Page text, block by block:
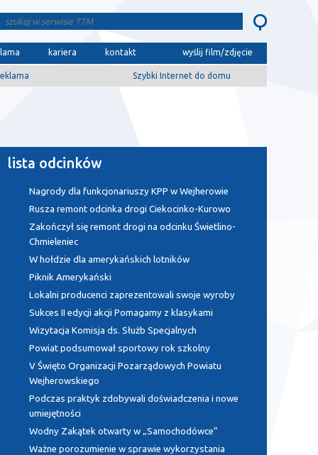
kariera kontakt wyślij film/zdjęcie
Szybki Internet do domu
lista odcinków
Nagrody dla funkcjonariuszy KPP w Wejherowie
Rusza remont odcinka drogi Ciekocinko-Kurowo
Zakończył się remont drogi na odcinku Świetlino-
Chmieleniec
W hołdzie dla amerykańskich lotników
Piknik Amerykański
Lokalni producenci zaprezentowali swoje wyroby
Sukces II edycji akcji Pomagamy z klasykami
Wizytacja Komisja ds. Służb Specjalnych
Powiat podsumował sportowy rok szkolny
V Święto Organizacji Pozarządowych Powiatu
Wejherowskiego
Podczas praktyk zdobywali doświadczenia i nowe
umiejętności
Wodny Zakątek otwarty w „Samochodówce”
Ważne porozumienie w sprawie wykorzystania